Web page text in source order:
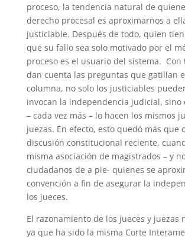
proceso, la tendencia natural de
derecho procesal es aproximarnos a
justiciable. Después de todo, quien
que su fallo sea solo motivado por el
proceso es el usuario del sistema. Con
dan cuenta las preguntas que gatillan
columna, no solo los justiciables
invocan la independencia judicial, sino
– cada vez más – lo hacen los mismos
juezas. En efecto, esto quedó más que
discusión constitucional reciente,
misma asociación de magistrados – y
ciudadanos de a pie- quienes se
convención a fin de asegurar la
los jueces.
El razonamiento de los jueces y juezas
ya que ha sido la misma Corte